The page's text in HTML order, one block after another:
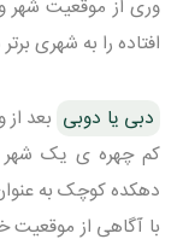
وری از موقعیت
افتاده را به شهری
دبی یا دوبی بعد
کم چهره ی یک شهر
دهکده کوچک به
با آگاهی از موقعیت